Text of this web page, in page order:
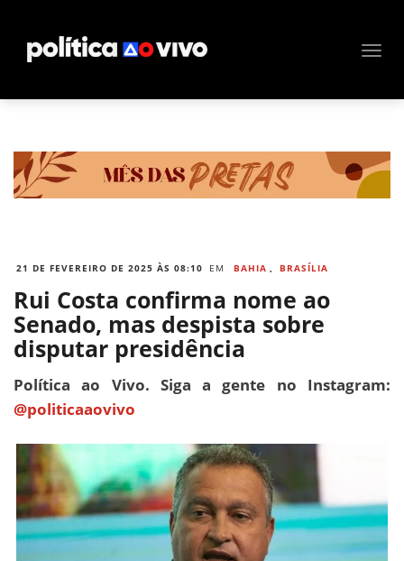
21 DE FEVEREIRO DE 2025 ÀS 08:10 EM BAHIA , BRASÍLIA
Rui Costa confirma nome ao
Senado, mas despista sobre
disputar presidência
Política ao Vivo. Siga a gente no Instagram:
@politicaaovivo